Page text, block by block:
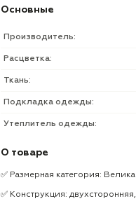
Основные
Производитель:
Расцветка:
Ткань:
Подкладка одежды:
Утеплитель одежды:
О товаре
✅ Размерная категория:
✅ Конструкция: